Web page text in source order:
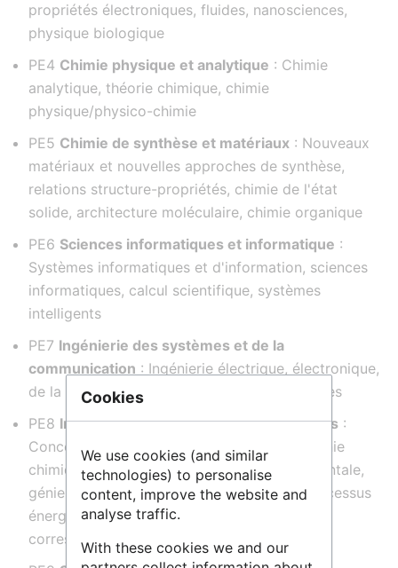
propriétés électroniques, fluides, nanosciences,
physique biologique
PE4 Chimie physique et analytique : Chimie
analytique, théorie chimique, chimie
physique/physico-chimie
PE5 Chimie de synthèse et matériaux : Nouveaux
matériaux et nouvelles approches de synthèse,
relations structure-propriétés, chimie de l'état
solide, architecture moléculaire, chimie organique
PE6 Sciences informatiques et informatique :
Systèmes informatiques et d'information, sciences
informatiques, calcul scientifique, systèmes
intelligents
PE7 Ingénierie des systèmes et de la
communication : Ingénierie électrique, électronique,
de la communication, optique et des systèmes
PE8 Ingénierie des produits et des procédés :
Conception de produits et de processus, génie
chimique, génie civil, ingénierie environnementale,
génie mécanique, ingénierie automobile, processus
énergétiques et les méthodes de calcul
correspondantes
Cookies
We use cookies (and similar
technologies) to personalise
content, improve the website and
analyse traffic.
With these cookies we and our